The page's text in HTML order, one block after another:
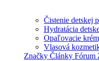
Čistenie detskej
Hydratácia
Opaľovacie
Vlasová
Značky Články Fórum